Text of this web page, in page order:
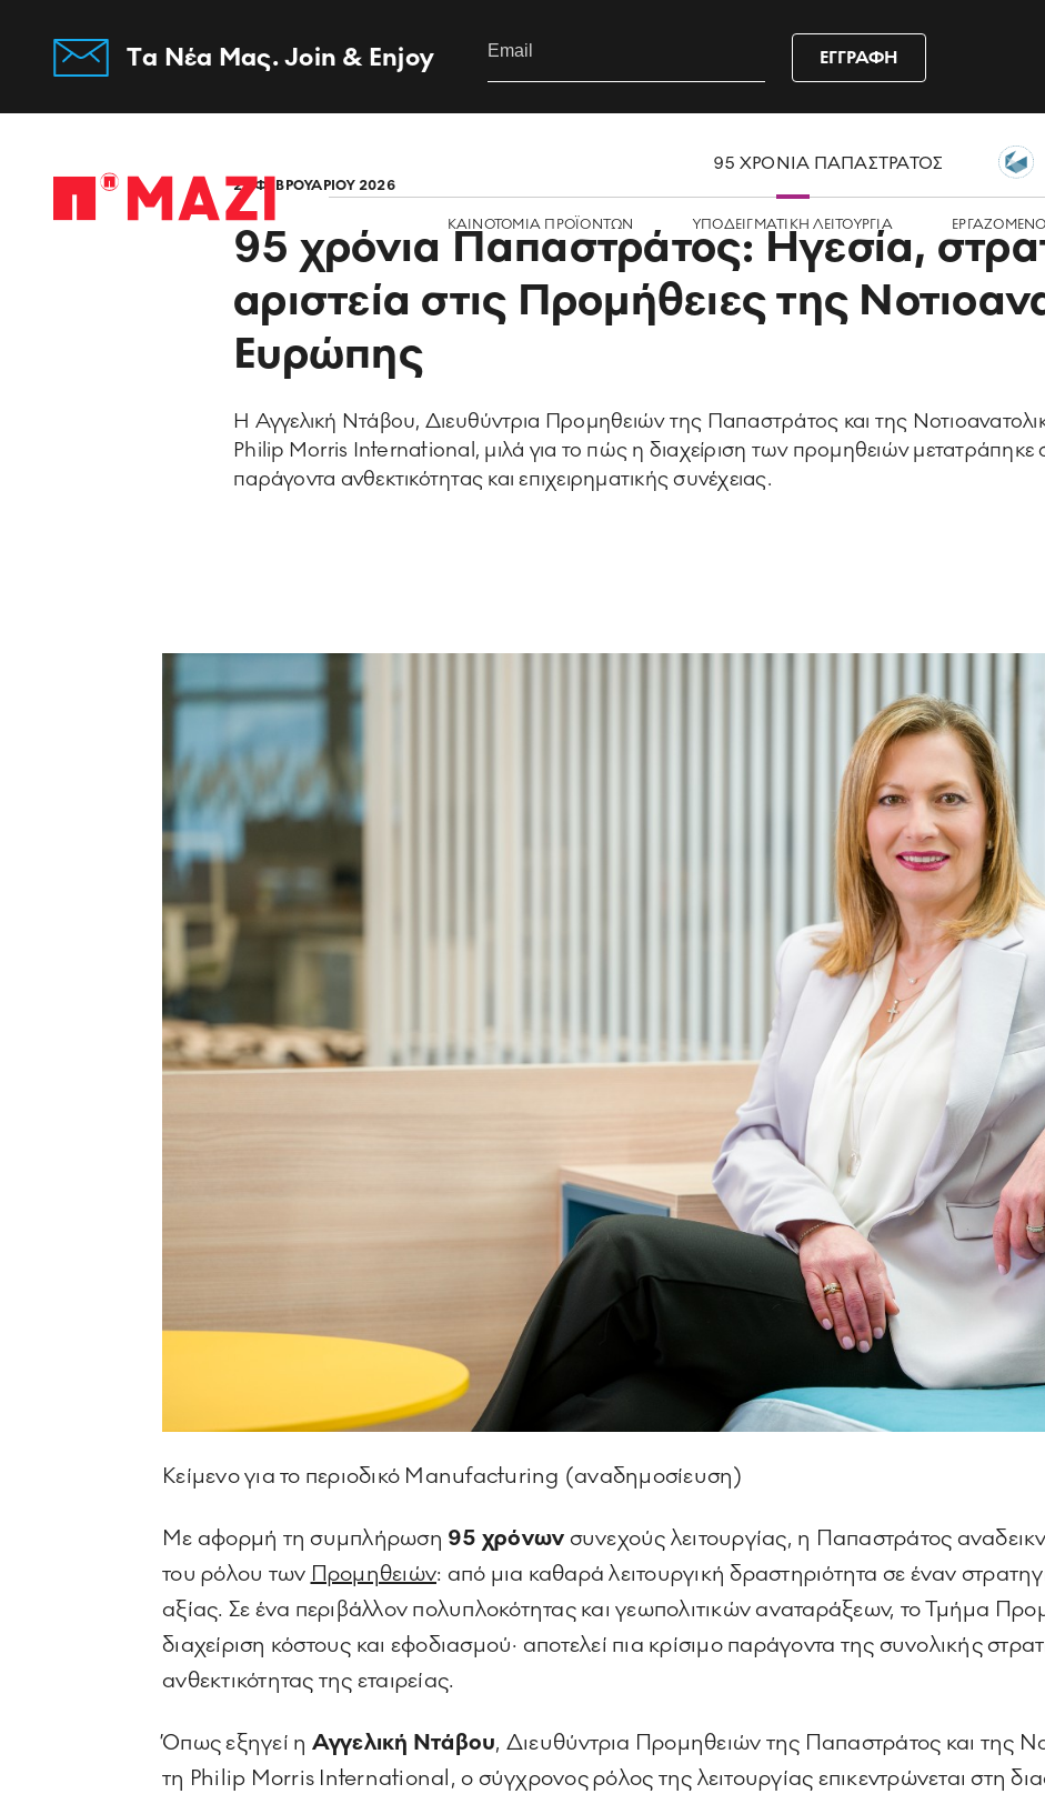
Tα Νέα Μας. Join & Enjoy ΕΓΓΡΑΦΗ
Home
95 ΧΡΟΝΙΑ ΠΑΠΑΣΤΡΑΤΟΣ
ΚΑΙΝΟΤΟΜΙΑ ΠΡΟΪΟΝΤΩΝ ΥΠΟΔΕΙΓΜΑΤΙΚΗ ΛΕΙΤΟΥΡΓΙΑ
27 ΦΕΒΡΟΥΑΡΙΟΥ 2026
95 χρόνια Παπαστράτος: Ηγεσία,
αριστεία στις Προμήθειες της
Ευρώπης
Η Αγγελική Ντάβου, Διευθύντρια Προμηθειών της Παπαστράτος και της
Philip Morris International, μιλά για το πώς η διαχείριση των προμηθειών μετατράπηκε
παράγοντα ανθεκτικότητας και επιχειρηματικής συνέχειας.
Kείμενο για το περιοδικό Manufacturing (αναδημοσίευση)
Με αφορμή τη συμπλήρωση 95 χρόνων συνεχούς λειτουργίας, η Παπαστράτος
του ρόλου των Προμηθειών: από μια καθαρά λειτουργική δραστηριότητα σε έναν
αξίας. Σε ένα περιβάλλον πολυπλοκότητας και γεωπολιτικών αναταράξεων, το Τμήμα
διαχείριση κόστους και εφοδιασμού· αποτελεί πια κρίσιμο παράγοντα της συνολικής
ανθεκτικότητας της εταιρείας.
Όπως εξηγεί η Αγγελική Ντάβου, Διευθύντρια Προμηθειών της Παπαστράτος και της
τη Philip Morris International, ο σύγχρονος ρόλος της λειτουργίας επικεντρώνεται στη